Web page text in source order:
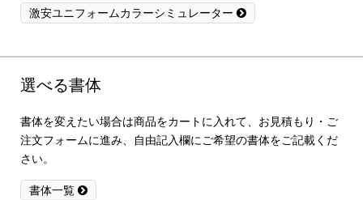
激安ユニフォームカラーシミュレーター
選べる書体
書体を変えたい場合は商品をカートに入れて、お見積もり・ご
注文フォームに進み、自由記入欄にご希望の書体をご記載くだ
さい。
書体一覧